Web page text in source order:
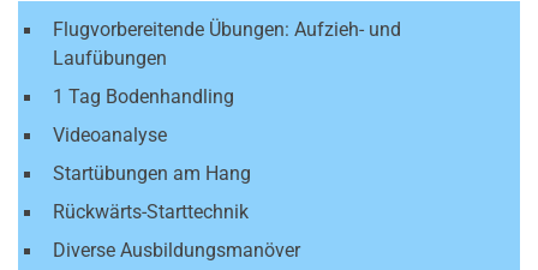
Flugvorbereitende Übungen: Aufzieh- und
Laufübungen
1 Tag Bodenhandling
Videoanalyse
Startübungen am Hang
Rückwärts-Starttechnik
Diverse Ausbildungsmanöver